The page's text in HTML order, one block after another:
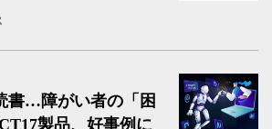
書…障がい者の「困
製品、好事例に